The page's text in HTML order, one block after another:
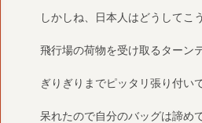
しかしね、日本人はどうしてこ
飛行場の荷物を受け取るターン
ぎりぎりまでピッタリ張り付い
呆れたので自分のバッグは諦め